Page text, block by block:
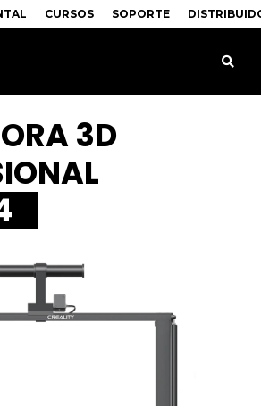
CURSOS SOPORTE
3D